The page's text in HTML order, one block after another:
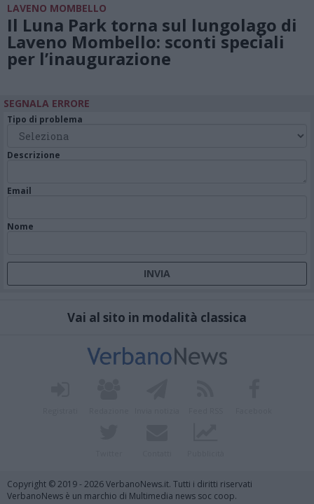
LAVENO MOMBELLO
Il Luna Park torna sul lungolago di
Laveno Mombello: sconti speciali
per l’inaugurazione
SEGNALA ERRORE
Tipo di problema
Descrizione
Email
Nome
Vai al sito in modalità classica
Copyright © 2019 - 2026 VerbanoNews.it. Tutti i diritti riservati
VerbanoNews è un marchio di Multimedia news soc coop.